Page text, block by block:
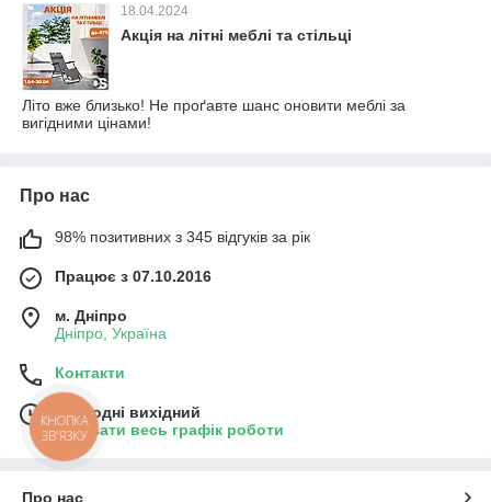
18.04.2024
Акція на літні меблі та стільці
Літо вже близько! Не проґавте шанс оновити меблі за
вигідними цінами!
Про нас
98% позитивних з 345 відгуків за рік
Працює з 07.10.2016
м. Дніпро
Дніпро, Україна
Контакти
Сьогодні вихідний
Показати весь графік роботи
Про нас
КНОПКА
ЗВ'ЯЗКУ